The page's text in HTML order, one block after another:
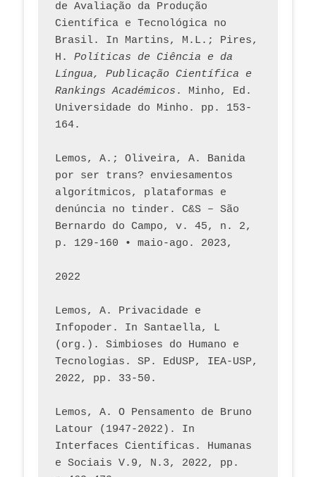
de Avaliação da Produção
Científica e Tecnológica no
Brasil. In Martins, M.L.; Pires,
H. Políticas de Ciência e da
Língua, Publicação Científica e
Rankings Académicos . Minho, Ed.
Universidade do Minho. pp. 153-
164.
Lemos, A.; Oliveira, A. Banida
por ser trans? enviesamentos
algorítmicos, plataformas e
denúncia no tinder. C&S – São
Bernardo do Campo, v. 45, n. 2,
p. 129-160 • maio-ago. 2023,
2022
Lemos, A. Privacidade e
Infopoder. In Santaella, L
(org.). Simbioses do Humano e
Tecnologias. SP. EdUSP, IEA-USP,
2022, pp. 33-50.
Lemos, A. O Pensamento de Bruno
Latour (1947-2022). In
Interfaces Científicas. Humanas
e Sociais V.9, N.3, 2022, pp.